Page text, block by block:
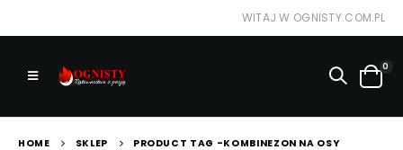
WITAJ W OGNISTY.COM.PL
0
HOME SKLEP PRODUCT TAG -KOMBINEZON NA OSY